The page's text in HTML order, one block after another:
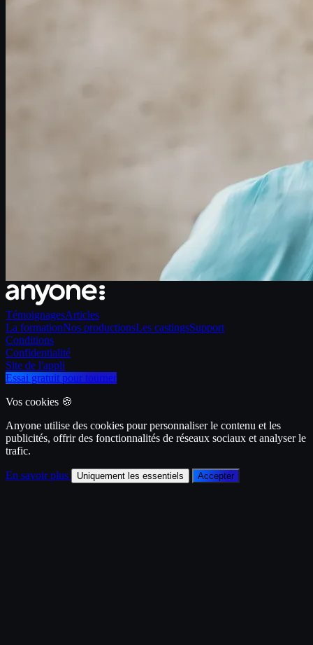
TémoignagesArticles
La formationNos productionsLes castingsSupport
Conditions
Confidentialité
Site de l'appli
Essai gratuit pour tourner
Vos cookies 🍪
Anyone utilise des cookies pour personnaliser le contenu et les
publicités, offrir des fonctionnalités de réseaux sociaux et analyser le
trafic.
En savoir plus Uniquement les essentiels Accepter